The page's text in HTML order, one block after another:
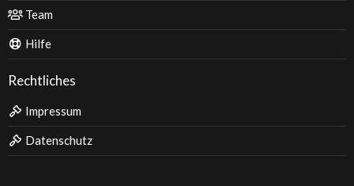
Team
Hilfe
Rechtliches
Impressum
Datenschutz